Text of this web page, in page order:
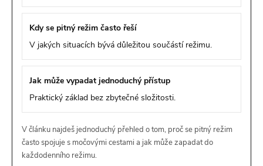
Kdy se pitný režim často řeší
V jakých situacích bývá důležitou součástí režimu.
Jak může vypadat jednoduchý přístup
Praktický základ bez zbytečné složitosti.
V článku najdeš jednoduchý přehled o tom, proč se pitný režim
často spojuje s močovými cestami a jak může zapadat do
každodenního režimu.